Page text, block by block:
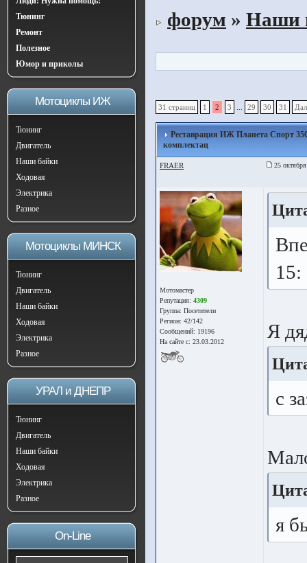
Тюнинг
Ремонт
Полезное
Юмор и приколы
Мотоциклы ИЖ
Тюнинг
Двигатель
Наши байки
Ходовая
Электрика
Разное
Мотоциклы МИНСК
Тюнинг
Двигатель
Наши байки
Ходовая
Электрика
Разное
УРАЛ и ДНЕПР
Тюнинг
Двигатель
Наши байки
Ходовая
Электрика
Разное
On-Line
форум » Наши
31 страниц 1 2 3 29 30 31
Реставрация ИЖ Планета Спорт
комплектац
FRAER 25
Мотомастер
Репутация: 4309
Группа: Посетители
Регион: 42/142
Сообщений: 19196
На сайте с: 23.03.2012
15:
Я
с
я